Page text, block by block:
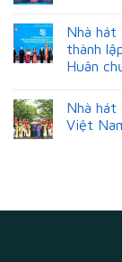
Nhà hát
thành
Huân
Nhà hát
Việt